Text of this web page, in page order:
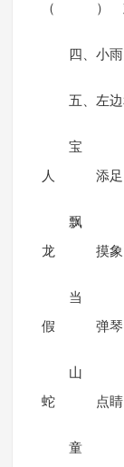
（ ）
四、小
五、左
宝
人 添足
飘
龙 摸象
当
假 弹琴
山
蛇 点睛
童